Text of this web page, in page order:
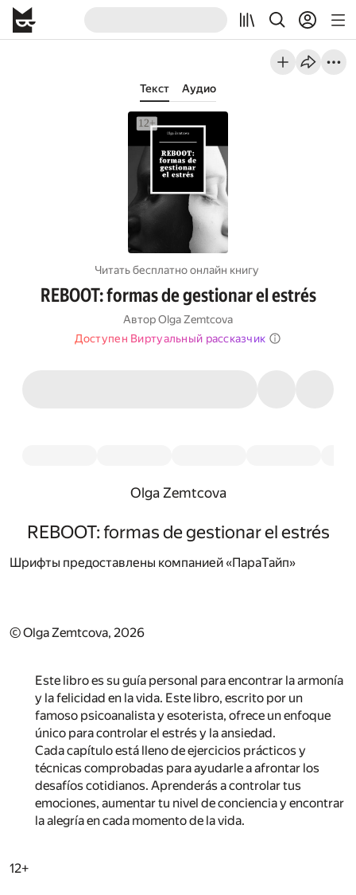
Текст Аудио
Читать бесплатно онлайн книгу
REBOOT: formas de gestionar el estrés
АвторOlga Zemtcova
Доступен Виртуальный рассказчик
Olga Zemtcova
REBOOT: formas de gestionar el estrés
Шрифты предоставлены компанией «ПараТайп»
© Olga Zemtcova, 2026
Este libro es su guía personal para encontrar la armonía
y la felicidad en la vida. Este libro, escrito por un
famoso psicoanalista y esoterista, ofrece un enfoque
único para controlar el estrés y la ansiedad.
Cada capítulo está lleno de ejercicios prácticos y
técnicas comprobadas para ayudarle a afrontar los
desafíos cotidianos. Aprenderás a controlar tus
emociones, aumentar tu nivel de conciencia y encontrar
la alegría en cada momento de la vida.
12+